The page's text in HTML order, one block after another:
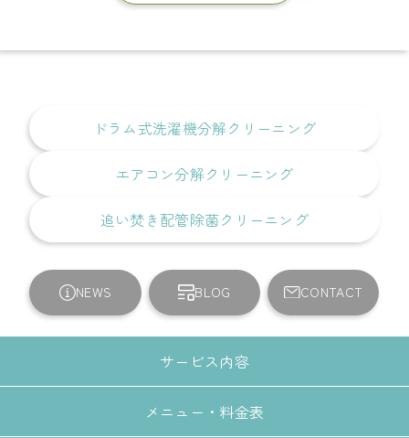
ドラム式洗濯機分解クリーニング
エアコン分解クリーニング
追い焚き配管除菌クリーニング
NEWS BLOG CONTACT
サービス内容
メニュー・料金表